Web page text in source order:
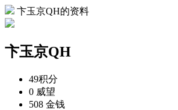
卞玉京QH的资料
卞玉京QH
49积分
0 威望
508 金钱